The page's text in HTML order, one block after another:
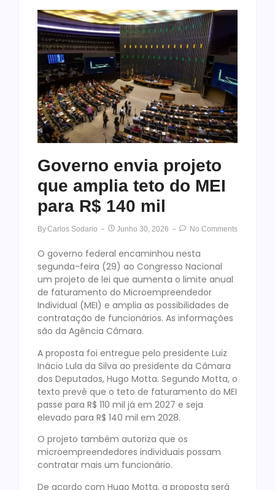
Governo envia projeto
que amplia teto do MEI
para R$ 140 mil
ByCarlos Sodario Junho 30, 2026 No Comments
O governo federal encaminhou nesta
segunda-feira (29) ao Congresso Nacional
um projeto de lei que aumenta o limite anual
de faturamento do Microempreendedor
Individual (MEI) e amplia as possibilidades de
contratação de funcionários. As informações
são da Agência Câmara.
A proposta foi entregue pelo presidente Luiz
Inácio Lula da Silva ao presidente da Câmara
dos Deputados, Hugo Motta. Segundo Motta, o
texto prevê que o teto de faturamento do MEI
passe para R$ 110 mil já em 2027 e seja
elevado para R$ 140 mil em 2028.
O projeto também autoriza que os
microempreendedores individuais possam
contratar mais um funcionário.
De acordo com Hugo Motta, a proposta será